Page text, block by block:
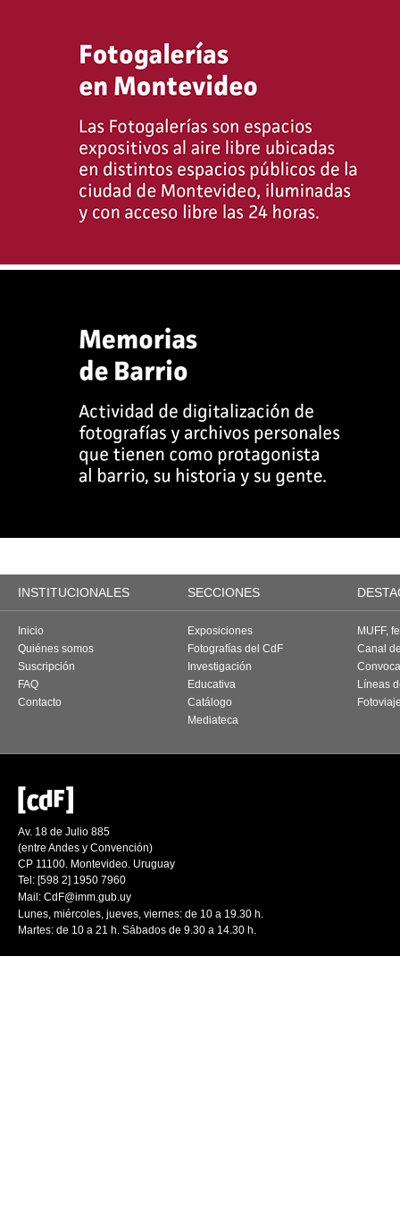
INSTITUCIONALES SECCIONES
Inicio
Quiénes somos
Suscripción
FAQ
Contacto
Exposiciones
Fotografías del CdF
Investigación
Educativa
Catálogo
Mediateca
MUFF,
Canal
Líneas
Av. 18 de Julio 885
(entre Andes y Convención)
CP 11100. Montevideo. Uruguay
Tel: [598 2] 1950 7960
Mail: CdF@imm.gub.uy
Lunes, miércoles, jueves, viernes: de 10 a 19.30 h.
Martes: de 10 a 21 h. Sábados de 9.30 a 14.30 h.